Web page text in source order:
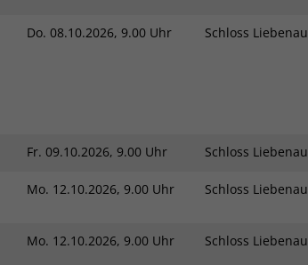
Do. 08.10.2026, 9.00 Uhr Schloss Liebenau
Fr. 09.10.2026, 9.00 Uhr Schloss Liebenau
Mo. 12.10.2026, 9.00 Uhr Schloss Liebenau
Mo. 12.10.2026, 9.00 Uhr Schloss Liebenau